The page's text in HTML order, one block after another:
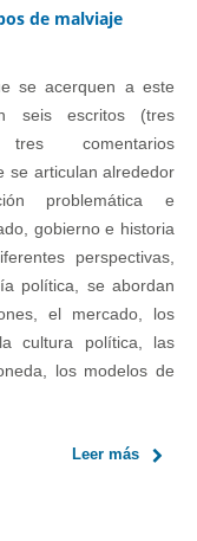
de malviaje
se acerquen a este
seis escritos (tres
comentarios
se articulan alrededor
problemática e
gobierno e historia
perspectivas,
política, se abordan
el mercado, los
cultura política, las
los modelos de
Leer más